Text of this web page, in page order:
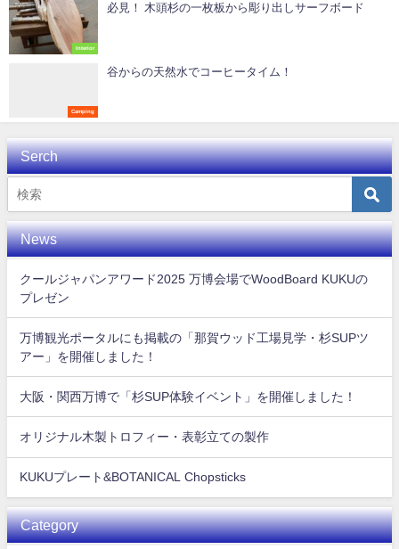
Interior
必見！ 木頭杉の一枚板から彫り出しサーフボード
Camping
谷からの天然水でコーヒータイム！
Serch
News
クールジャパンアワード2025 万博会場でWoodBoard KUKUの
プレゼン
万博観光ポータルにも掲載の「那賀ウッド工場見学・杉SUPツ
アー」を開催しました！
大阪・関西万博で「杉SUP体験イベント」を開催しました！
オリジナル木製トロフィー・表彰立ての製作
KUKUプレート&BOTANICAL Chopsticks
Category